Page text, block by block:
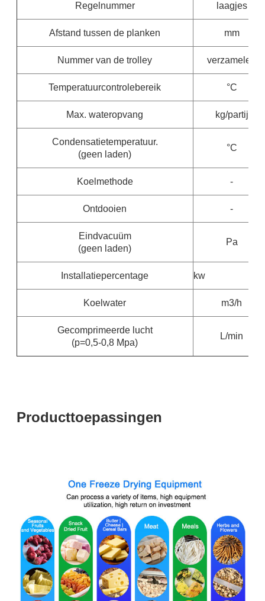
Regelnummer laagjes
Afstand tussen de planken mm
Nummer van de trolley verzamelen
Temperatuurcontrolebereik °C
Max. wateropvang kg/partij
Condensatietemperatuur.
(geen laden)
°C
Koelmethode -
Ontdooien -
Eindvacuüm
(geen laden)
Pa
Installatiepercentage kw
Koelwater m3/h
Gecomprimeerde lucht
(p=0,5-0,8 Mpa)
L/min
Producttoepassingen